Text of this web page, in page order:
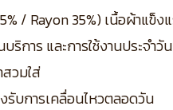
/ Rayon 35%) เนื้อผ้าแข็
ริการ และการใช้งานประจำวัน
วมใส่
บการเคลื่อนไหวตลอดวัน